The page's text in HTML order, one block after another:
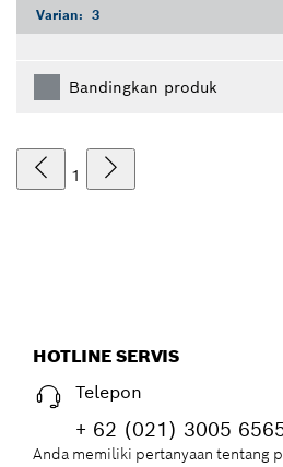
Varian: 3
Bandingkan produk
1
HOTLINE SERVIS
Telepon
+ 62 (021) 3005
Anda memiliki pertanyaan tentang